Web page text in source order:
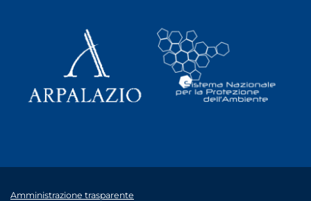
Amministrazione trasparente